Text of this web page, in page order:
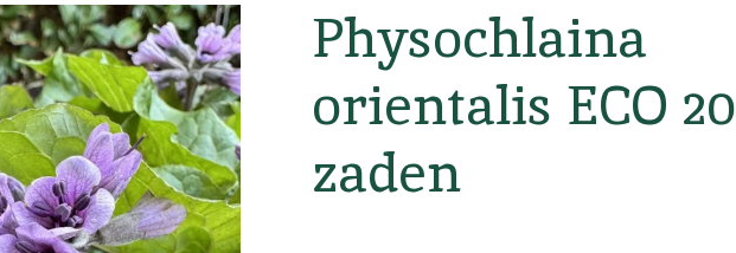
Physochlaina
orientalis ECO 20
zaden